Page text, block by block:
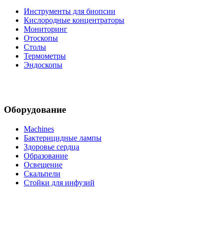
Инструменты для биопсии
Кислородные концентраторы
Мониторинг
Отоскопы
Столы
Термометры
Эндоскопы
Оборудование
Machines
Бактерицидные лампы
Здоровье сердца
Образование
Освещение
Скальпели
Стойки для инфузий